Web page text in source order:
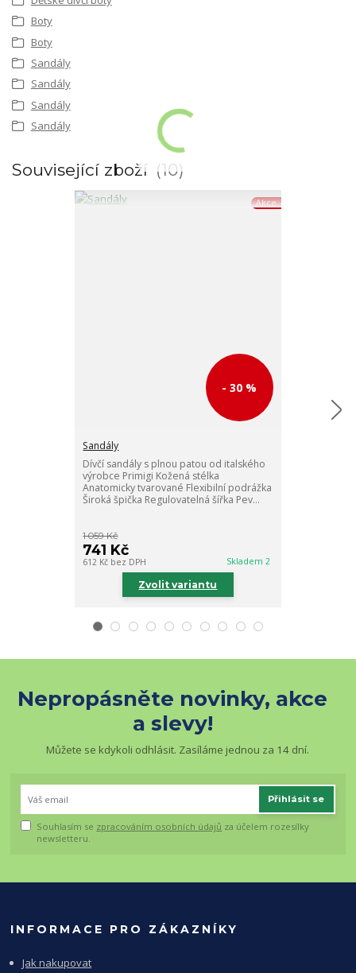
Boty
Boty
Sandály
Sandály
Sandály
Sandály
Související zboží 10
Akce
- 30 %
Sandály
Dívčí sandály s plnou patou od italského
výrobce Primigi Kožená stélka
Anatomicky tvarované Flexibilní podrážka
Široká špička Regulovatelná šířka Pev...
1 059 Kč
741 Kč
612 Kč bez DPH Skladem 2
Zvolit variantu
Nepropásněte novinky, akce
a slevy!
Můžete se kdykoli odhlásit. Zasíláme jednou za 14 dní.
Přihlásit se
Souhlasím se zpracováním osobních údajů za účelem rozesílky
newsletteru.
INFORMACE PRO ZÁKAZNÍKY
Jak nakupovat